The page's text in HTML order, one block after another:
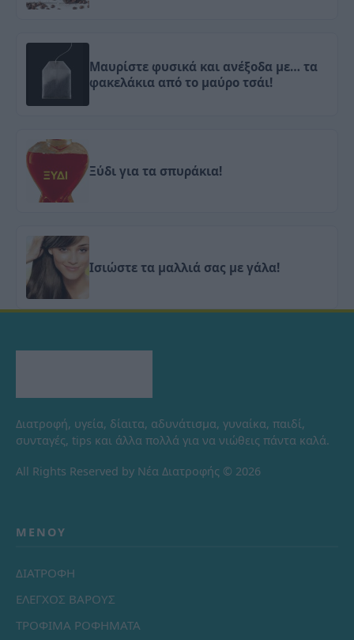
Μαυρίστε φυσικά και ανέξοδα με… τα
φακελάκια από το μαύρο τσάι!
Ξύδι για τα σπυράκια!
Ισιώστε τα μαλλιά σας με γάλα!
Διατροφή, υγεία, δίαιτα, αδυνάτισμα, γυναίκα, παιδί,
συνταγές, tips και άλλα πολλά για να νιώθεις πάντα καλά.
All Rights Reserved by Νέα Διατροφής © 2026
ΜΕΝΟΎ
ΔΙΑΤΡΟΦΗ
ΕΛΕΓΧΟΣ ΒΑΡΟΥΣ
ΤΡΟΦΙΜΑ ΡΟΦΗΜΑΤΑ